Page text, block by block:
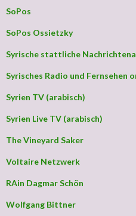
SoPos
SoPos Ossietzky
Syrische stattliche
Syrisches Radio und Fernsehen
Syrien TV (arabisch)
Syrien Live TV (arabisch)
The Vineyard Saker
Voltaire Netzwerk
RAin Dagmar Schön
Wolfgang Bittner